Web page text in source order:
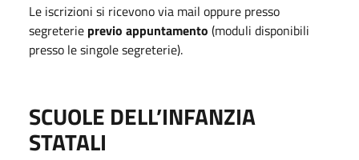
Le iscrizioni si ricevono via mail oppure presso
segreterie previo appuntamento (moduli disponibili
presso le singole segreterie).
SCUOLE DELL’INFANZIA
STATALI